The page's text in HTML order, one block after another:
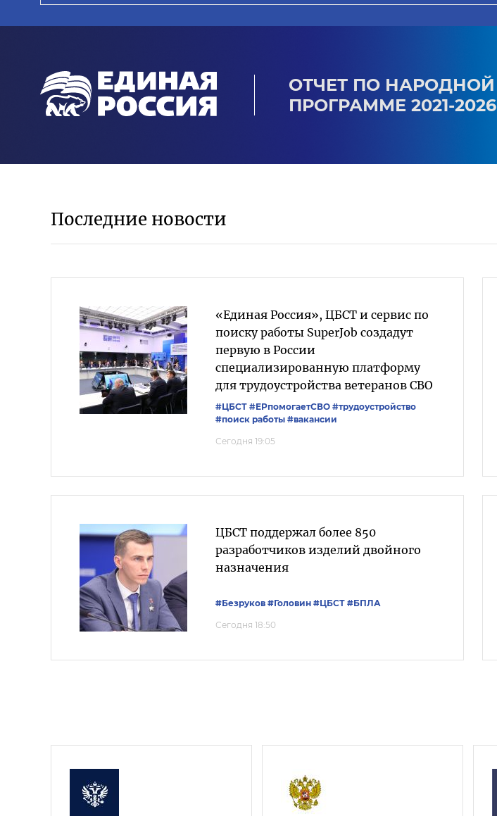
ОТЧЕТ ПО НАРОДНОЙ
ПРОГРАММЕ 2021-2026
Последние новости
«Единая Россия», ЦБСТ и сервис по
поиску работы SuperJob создадут
первую в России
специализированную платформу
для трудоустройства ветеранов СВО
#ЦБСТ #ЕРпомогаетСВО #трудоустройство
#поиск работы #вакансии
Сегодня 19:05
ЦБСТ поддержал более 850
разработчиков изделий двойного
назначения
#Безруков #Головин #ЦБСТ #БПЛА
Сегодня 18:50